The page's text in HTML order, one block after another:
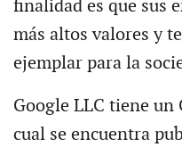
finalidad es que sus
más altos valores y
ejemplar para la
Google LLC tiene un
cual se encuentra